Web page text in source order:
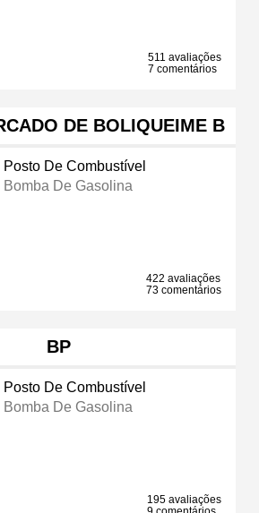
511 avaliações
7 comentários
DE BOLIQUEIME B
Posto De Combustível
Bomba De Gasolina
422 avaliações
73 comentários
BP
Posto De Combustível
Bomba De Gasolina
195 avaliações